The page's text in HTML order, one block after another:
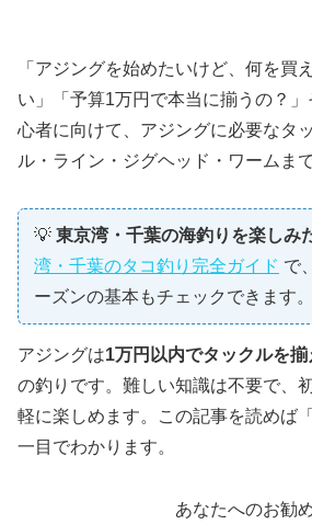
「アジングを始めたいけど、何を買
い」「予算1万円で本当に揃うの？
心者に向けて、アジングに必要なタ
ル・ライン・ジグヘッド・ワームま
💡 東京湾・千葉の海釣りを楽しみ
湾・千葉のタコ釣り完全ガイド で
ーズンの基本もチェックできます。
アジングは1万円以内でタックルを揃
の釣りです。難しい知識は不要で、
軽に楽しめます。この記事を読めば
一目でわかります。
あなたへのお勧